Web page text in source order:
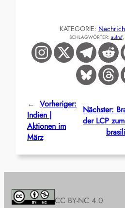
KATEGORIE:
SCHLAGWÖRTER: aufruf,
← Vorheriger:
Indien |
Aktionen im
März
Nächster:
der LCP
CC BY-NC 4.0